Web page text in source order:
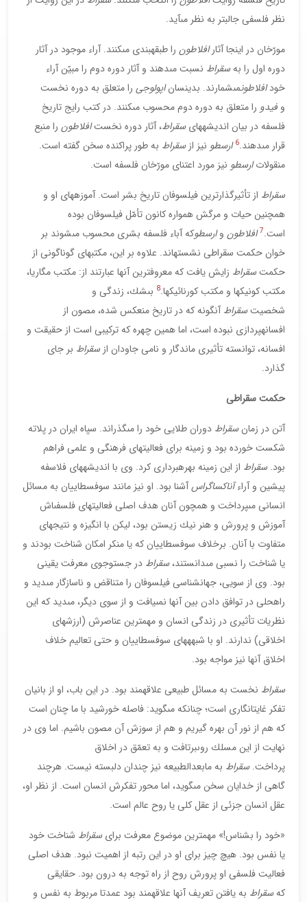
نظر فلسفى جالب‏تر به نظر مى‏آيد.
مورّخان در اينجا آثارافلاطون را طبقه‏بندى مى‏كنند. آراء موجود در آثار
دوره اول را بهسقراط نسبت مى‏دهند و آثار دوره دوم را مبيّن آراء
خودافلاطونمى‏شمارند. بدين‏ساناپولوجى را متعلق به دوره نخست
و فيدو را متعلق به دوره دوم محسوب مى‏كنند. در كتب رايج تاريخ
فلسفه در بيان انديشه‏هاى سقراط، آثار دوره نخستافلاطون را منبع
قرار مى‏دهند.6 ارسطو نيز از سقراط به طور پراكنده سخن گفته است.
منقولاتارسطو نيز مورد اعتناى مورّخان فلسفه است.
سقراط از تأثيرگذارترين فيلسوفان تاريخ بشر است. آموزه‏هاى او و
همچنين حيات و مرگش همواره كانون تأمّل فيلسوفان بوده
است.7 افلاطون وارسطوكه آباء فلسفه بشرى محسوب مى‏شوند بر
خوان حكمت سقراطى نشسته‏اند. علاوه بر اين، مكتب‏هاى گوناگونى از
حكمتسقراط زايش يافت كه معروف‏ترين آنها عبارتند از: مكتب مگاريا،
مكتب كونيك‏ها و مكتب كورنائيك‏ها.8 بى‏شك، زندگى و
شخصيتسقراطآن‏گونه كه در تاريخ منعكس شده، مصون از
افسانه‏پردازى نبوده است، اما همين چهره كه تركيبى است از حقيقت و
افسانه، توانسته تأثيرى ماندگار و نامى جاودان از سقراط بر جاى
گذارد.
حكمت سقراطى
آتن در زمانسقراط دوران طلايى خود را مى‏گذراند. سپاه ايران در پلاته
شكست خورده بود و زمينه براى فعاليت‏هاى فرهنگى و علمى فراهم
بود. سقراط از اين زمينه بهره‏بردارى كرد. وى با انديشه‏هاى فلاسفه
پيشين و آراءآناكساگراسآشنا بود. او نيز مانند سوفسطاييان به مسائل
انسانى مى‏پرداخت و همچون آنان هدف اصلى فعاليت‏هاى فلسفى‏اش
آموزش و پرورش و هنر نيك زيستن بود، ليكن با انگيزه و نتيجه‏اى
متفاوت با آنان. برخلاف سوفسطاييان كه يا منكر امكان شناخت بودند و
يا شناخت را نسبى مى‏دانستند، سقراط در جست‏وجوى معرفت يقينى
بود. وى از سويى، جهان‏شناسى فيلسوفان را متناقض و ناسازگار مى‏ديد و
راه‏حلى در توافق دادن بين آنها نمى‏يافت و از سوى ديگر، مى‏ديد كه اين
نظريات تأثيرى در زندگى انسان و مهم‏ترين عناصرش (ارزش‏هاى
اخلاقى) ندارند. او با شبهه‏هاى سوفسطاييان و حتى تعاليم خلاف
اخلاق آنها نيز مواجه بود.
سقراط نخست به مسائل طبيعى علاقه‏مند بود. در اين باب، او از بانيان
تفكر غايت‏انگارى است؛ چنان‏كه مى‏گويد: فاصله خورشيد با ما چنان است
كه هم از نور آن بهره گيريم و هم از سوزش آن مصون باشيم. اما وى در
نهايت از اين مسلك روى‏برتافت و به تعمّق در اخلاق
پرداخت. سقراط به مابعدالطبيعه نيز چندان دلبسته نيست. هرچند
گاهى از خدايان سخن مى‏گويد، اما محور تفكرش انسان است. از نظر او،
عقل انسان جزئى از عقل كلى يا روح عالم است.
«خود را بشناس!» مهم‏ترين موضوع معرفت براى سقراط شناخت خود
يا نفس بود. هيچ چيز براى او در اين رتبه از اهميت نبود. هدف اصلى
فعاليت فلسفى او پرورش روح از راه توجه به درون بود. حقايقى
كهسقراط به يافتن تعريف آنها علاقه‏مند بود عمدتا مربوط به نفس و